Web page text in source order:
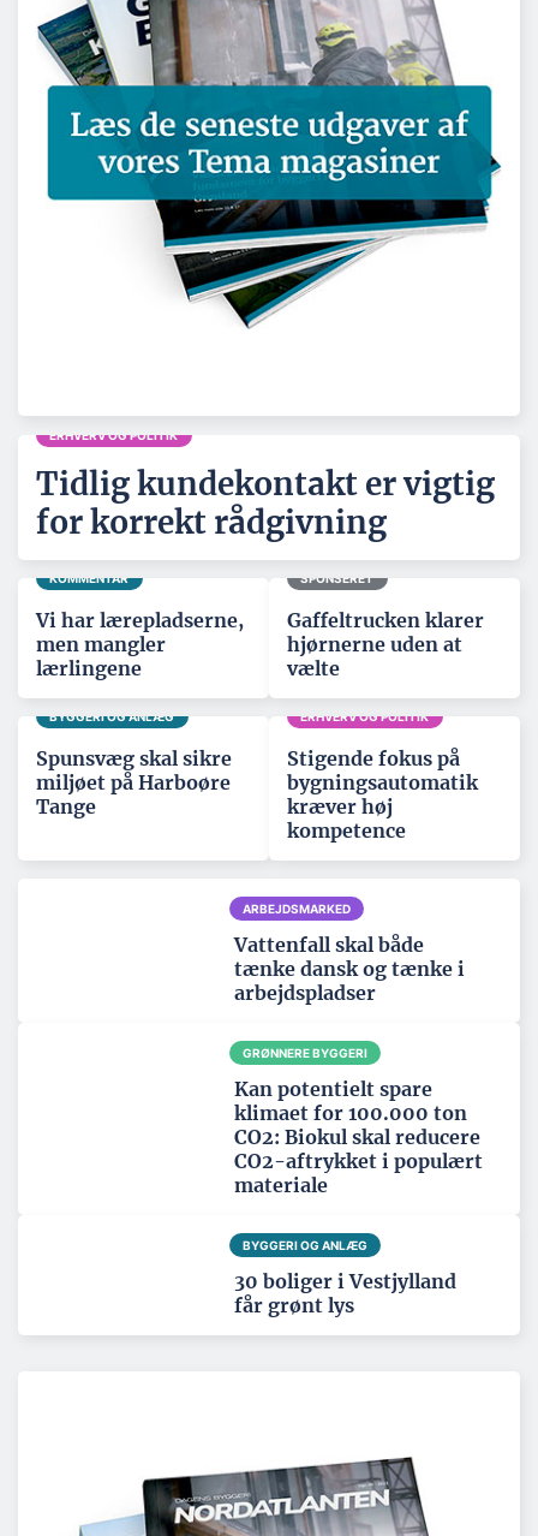
ERHVERV OG POLITIK
Tidlig kundekontakt er vigtig
for korrekt rådgivning
KOMMENTAR
Vi har lærepladserne,
men mangler
lærlingene
SPONSERET
Gaffeltrucken klarer
hjørnerne uden at
vælte
BYGGERI OG ANLÆG
Spunsvæg skal sikre
miljøet på Harboøre
Tange
ERHVERV OG POLITIK
Stigende fokus på
bygningsautomatik
kræver høj
kompetence
ARBEJDSMARKED
Vattenfall skal både
tænke dansk og tænke i
arbejdspladser
GRØNNERE BYGGERI
Kan potentielt spare
klimaet for 100.000 ton
CO2: Biokul skal reducere
CO2-aftrykket i populært
materiale
BYGGERI OG ANLÆG
30 boliger i Vestjylland
får grønt lys